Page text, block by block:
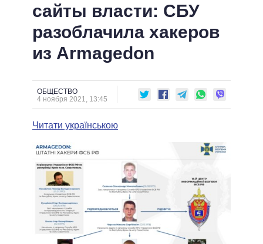
СОБЫТИЯ
СТАТЬИ
ОБЗОРЫ
ДАЙДЖЕСТЫ
ЭКОНОМИКА
ОБЩЕСТВО
ПОЛИТИКИ
ВСЕ ПОЛИТИКИ
ПРЕЗИДЕНТ И ОФИС
ВЕРХОВНАЯ РАДА
КАБИНЕТ МИНИСТРОВ
МЭРЫ
ВСЕ ПЕРСОНЫ
ИНФОГРАФИКА
ПОДДЕРЖАТЬ
СРАВНЕНИЕ ПОЛИТИКОВ
сайты власти: СБУ
разоблачила хакеров
из Armagedon
ОБЩЕСТВО
4 ноября 2021, 13:45
Читати українською